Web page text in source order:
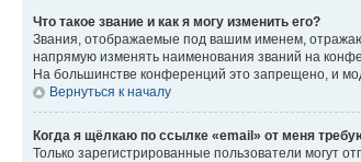
Что такое звание и как я могу изменить его?
Звания, отображаемые под вашим именем,
напрямую изменять наименования званий на
На большинстве конференций это запрещено, и
Вернуться к началу
Когда я щёлкаю по ссылке «email» от меня
Только зарегистрированные пользователи могут